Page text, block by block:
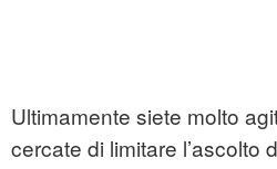
Ultimamente siete molto
cercate di limitare l’ascolto